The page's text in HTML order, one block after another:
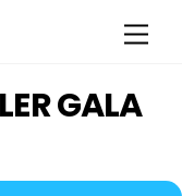
GALA